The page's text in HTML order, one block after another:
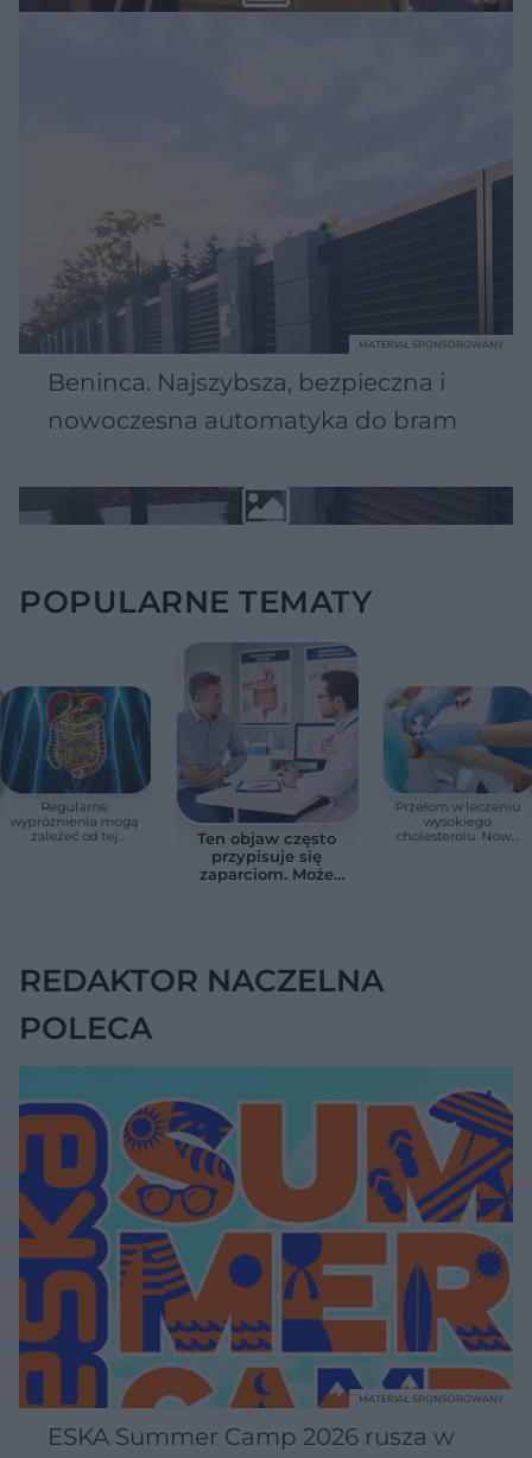
Beninca. Najszybsza, bezpieczna i
nowoczesna automatyka do bram
MATERIAŁ SPONSOROWANY
POPULARNE TEMATY
Regularne
wypróżnienia mogą
zależeć od tej
Ten objaw często
przypisuje się
zaparciom. Może
Przełom w leczeniu
wysokiego
cholesterolu. Nowa
REDAKTOR NACZELNA
POLECA
ESKA Summer Camp 2026 rusza w
MATERIAŁ SPONSOROWANY